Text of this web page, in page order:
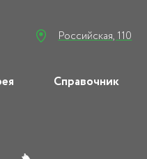
Справочник
Российская, 110